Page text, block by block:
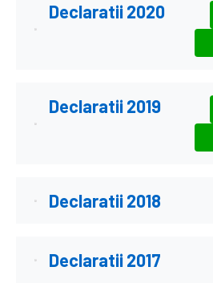
Declaratii 2020
Declaratii 2019
Declaratii 2018
Declaratii 2017